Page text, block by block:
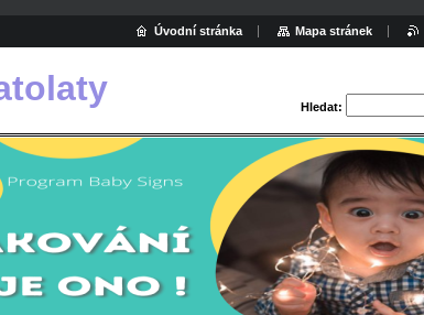
Hledat:
Úvodní stránka Mapa stránek